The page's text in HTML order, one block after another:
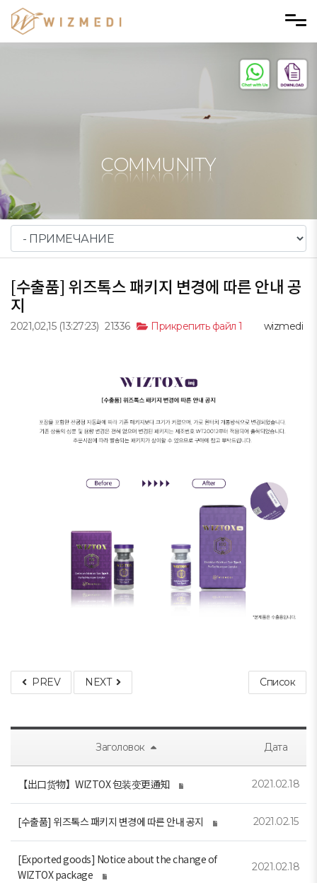
Skip to menu
COMMUNITY
[수출품] 위즈톡스 패키지 변경에 따른 안내 공
지
wizmedi
2021,02,15 (13:27:23) 21336 Прикрепить файл 1
PREV NEXT Список
Заголовок Дата
【出口货物】WIZTOX 包装变更通知 2021.02.18
[수출품] 위즈톡스 패키지 변경에 따른 안내 공지 2021.02.15
[Exported goods] Notice about the change of
WIZTOX package
2021.02.18